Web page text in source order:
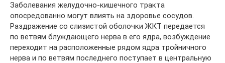
Заболевания желудочно-кишечного тракта
опосредованно могут влиять на здоровье сосудов.
Раздражение со слизистой оболочки ЖКТ передается
по ветвям блуждающего нерва в его ядра, возбуждение
переходит на расположенные рядом ядра тройничного
нерва и по ветвям последнего поступает в центральную